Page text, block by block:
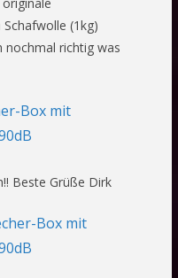
(1kg)
nochmal richtig was
Box mit
Beste Grüße Dirk
Box mit